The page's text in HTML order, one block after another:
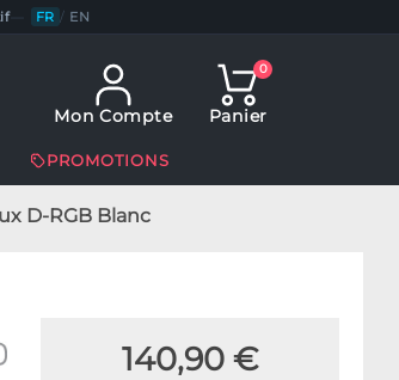
— FR / EN
Mon Compte
0
Panier
PROMOTIONS
D-RGB Blanc
140,90 €